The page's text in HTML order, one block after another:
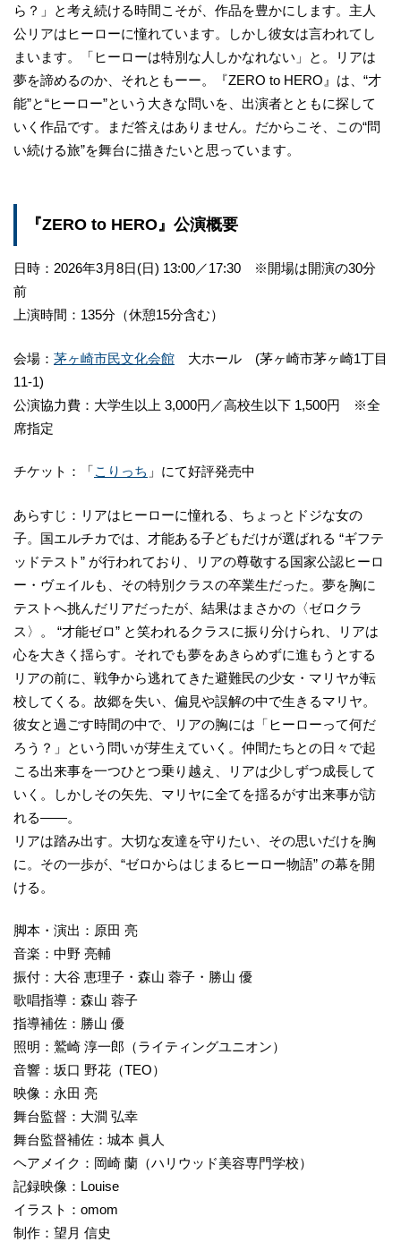
ら？」と考え続ける時間こそが、作品を豊かにします。主人
公リアはヒーローに憧れています。しかし彼女は言われてし
まいます。「ヒーローは特別な人しかなれない」と。リアは
夢を諦めるのか、それともーー。『ZERO to HERO』は、“才
能”と“ヒーロー”という大きな問いを、出演者とともに探して
いく作品です。まだ答えはありません。だからこそ、この“問
い続ける旅”を舞台に描きたいと思っています。
『ZERO to HERO』公演概要
日時：2026年3月8日(日) 13:00／17:30 ※開場は開演の30分
前
上演時間：135分（休憩15分含む）
会場： 茅ヶ崎市民文化会館 大ホール (茅ヶ崎市茅ヶ崎1丁目
11-1)
公演協力費：大学生以上 3,000円／高校生以下 1,500円 ※全
席指定
チケット：「こりっち 」にて好評発売中
あらすじ：リアはヒーローに憧れる、ちょっとドジな女の
子。国エルチカでは、才能ある子どもだけが選ばれる “ギフテ
ッドテスト” が行われており、リアの尊敬する国家公認ヒーロ
ー・ヴェイルも、その特別クラスの卒業生だった。夢を胸に
テストへ挑んだリアだったが、結果はまさかの〈ゼロクラ
ス〉。 “才能ゼロ” と笑われるクラスに振り分けられ、リアは
心を大きく揺らす。それでも夢をあきらめずに進もうとする
リアの前に、戦争から逃れてきた避難民の少女・マリヤが転
校してくる。故郷を失い、偏見や誤解の中で生きるマリヤ。
彼女と過ごす時間の中で、リアの胸には「ヒーローって何だ
ろう？」という問いが芽生えていく。仲間たちとの日々で起
こる出来事を一つひとつ乗り越え、リアは少しずつ成長して
いく。しかしその矢先、マリヤに全てを揺るがす出来事が訪
れる——。
リアは踏み出す。大切な友達を守りたい、その思いだけを胸
に。その一歩が、“ゼロからはじまるヒーロー物語” の幕を開
ける。
脚本・演出：原田 亮
音楽：中野 亮輔
振付：大谷 恵理子・森山 蓉子・勝山 優
歌唱指導：森山 蓉子
指導補佐：勝山 優
照明：鷲崎 淳一郎（ライティングユニオン）
音響：坂口 野花（TEO）
映像：永田 亮
舞台監督：大澗 弘幸
舞台監督補佐：城本 眞人
ヘアメイク：岡崎 蘭（ハリウッド美容専門学校）
記録映像：Louise
イラスト：omom
制作：望月 信史